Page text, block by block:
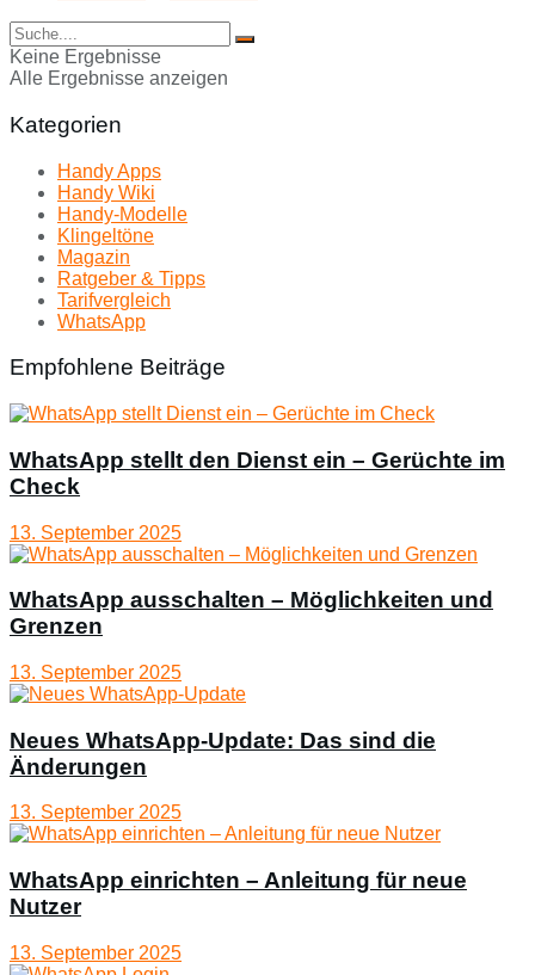
Keine Ergebnisse
Alle Ergebnisse anzeigen
Kategorien
Handy Apps
Handy Wiki
Handy-Modelle
Klingeltöne
Magazin
Ratgeber & Tipps
Tarifvergleich
WhatsApp
Empfohlene Beiträge
WhatsApp stellt den Dienst ein – Gerüchte im
Check
13. September 2025
WhatsApp ausschalten – Möglichkeiten und
Grenzen
13. September 2025
Neues WhatsApp-Update: Das sind die
Änderungen
13. September 2025
WhatsApp einrichten – Anleitung für neue
Nutzer
13. September 2025